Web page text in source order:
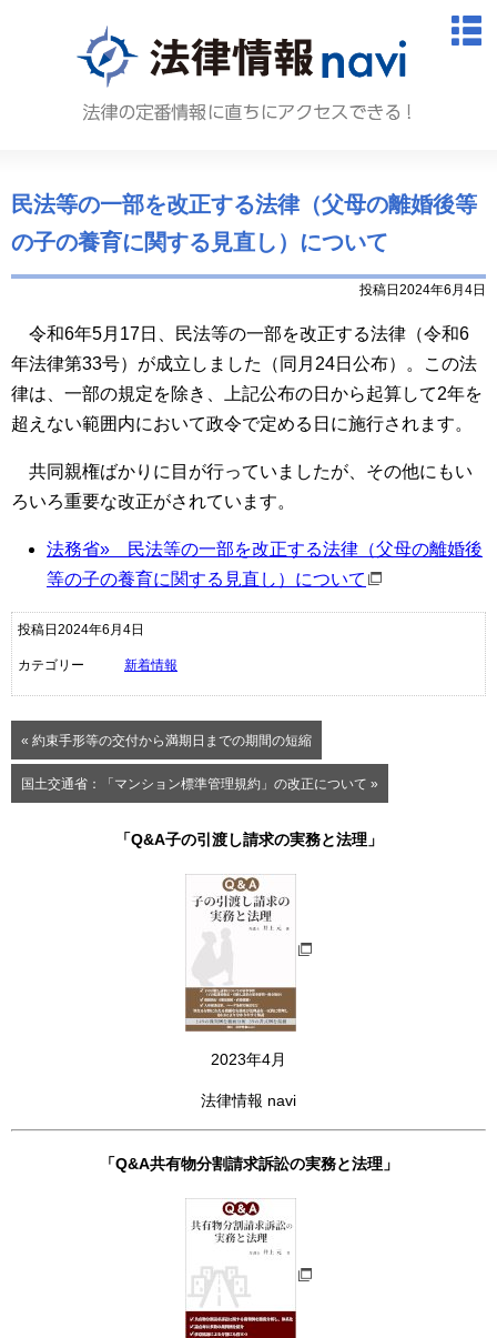
法律情
民法等の一部を改正する法律（父母の離婚後等
の子の養育に関する見直し）について
投稿日2024年6月4日
令和6年5月17日、民法等の一部を改正する法律（令和6
年法律第33号）が成立しました（同月24日公布）。この法
律は、一部の規定を除き、上記公布の日から起算して2年を
超えない範囲内において政令で定める日に施行されます。
共同親権ばかりに目が行っていましたが、その他にもい
ろいろ重要な改正がされています。
法務省» 民法等の一部を改正する法律（父母の離婚後
等の子の養育に関する見直し）について
投稿日2024年6月4日
カテゴリー 新着情報
« 約束手形等の交付から満期日までの期間の短縮
国土交通省：「マンション標準管理規約」の改正について »
「Q&A子の引渡し請求の実務と法理」
2023年4月
法律情報 navi
「Q&A共有物分割請求訴訟の実務と法理」